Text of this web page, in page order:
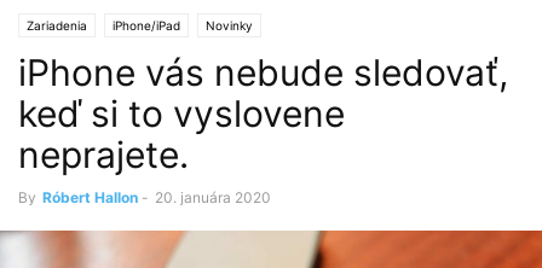
Zariadenia iPhone/iPad Novinky
iPhone vás nebude sledovať,
keď si to vyslovene
neprajete.
By Róbert Hallon - 20. januára 2020